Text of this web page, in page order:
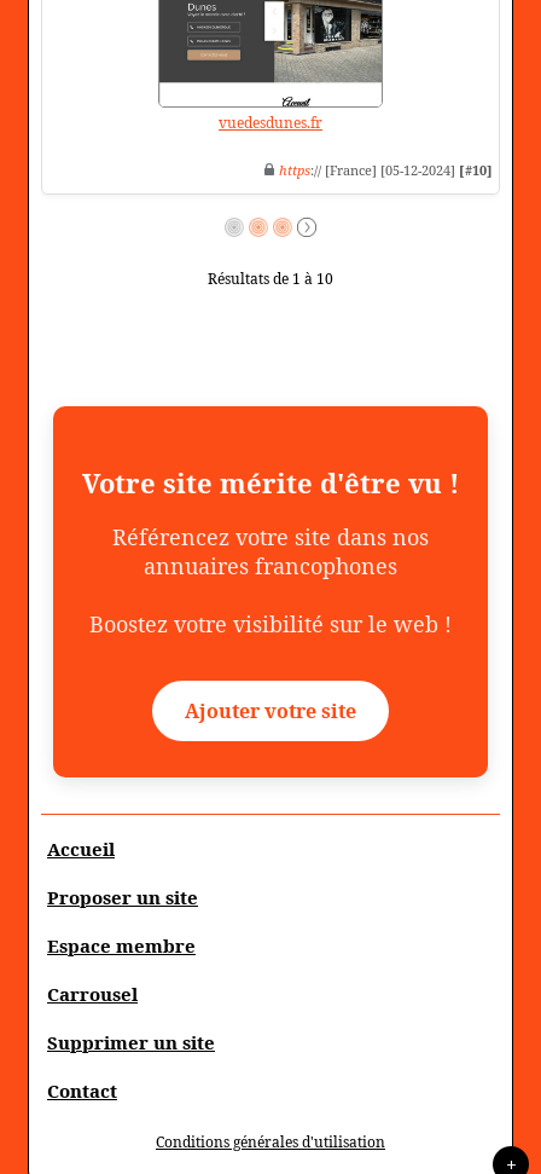
vuedesdunes.fr
https:// [France] [05-12-2024] [#10]
Résultats de 1 à 10
Votre site mérite d'être vu !
Référencez votre site dans nos
annuaires francophones
Boostez votre visibilité sur le web !
Ajouter votre site
Accueil
Proposer un site
Espace membre
Carrousel
Supprimer un site
Contact
Conditions générales d'utilisation
+